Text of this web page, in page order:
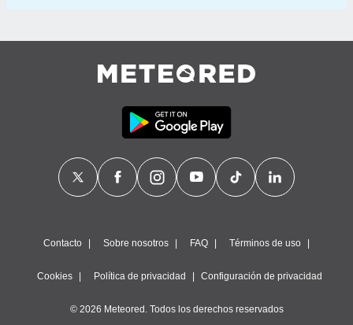
Contacto Sobre nosotros FAQ Términos de uso
Cookies Política de privacidad Configuración de privacidad
© 2026 Meteored. Todos los derechos reservados